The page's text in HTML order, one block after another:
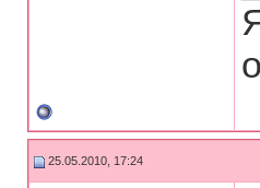
25.05.2010, 17:24